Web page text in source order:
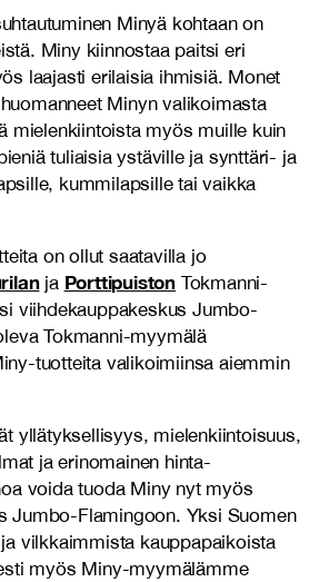
Minyä kohtaan on
Miny kiinnostaa paitsi eri
laajasti erilaisia ihmisiä. Monet
Minyn valikoimasta
mielenkiintoista myös muille kuin
tuliaisia ystäville ja synttäri- ja
kummilapsille tai vaikka
on ollut saatavilla jo
ja Porttipuiston Tokmanni-
viihdekauppakeskus Jumbo-
Tokmanni-myymälä
tuotteita valikoimiinsa aiemmin
yllätyksellisyys, mielenkiintoisuus,
ja erinomainen hinta-
voida tuoda Miny nyt myös
Jumbo-Flamingoon. Yksi Suomen
vilkkaimmista kauppapaikoista
myös Miny-myymälämme